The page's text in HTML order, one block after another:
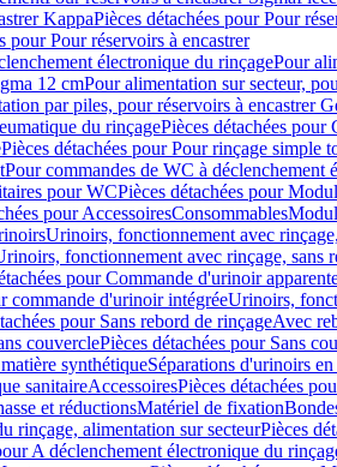
KappaPièces détachées pour Pour
pour Pour réservoirs à encastrer
électronique du rinçagePour
12 cmPour alimentation sur secteur,
par piles, pour réservoirs à encastrer
du rinçagePièces détachées pour
Pièces détachées pour Pour rinçage simple
Pour commandes de WC à déclenchement
pour WCPièces détachées pour
pour AccessoiresConsommables
Urinoirs, fonctionnement avec
fonctionnement avec rinçage, sans
pour Commande d'urinoir
commande d'urinoir intégréeUrinoirs,
pour Sans rebord de rinçageAvec
couverclePièces détachées pour Sans
synthétiqueSéparations d'urinoirs
sanitaireAccessoiresPièces détachées
et réductionsMatériel de fixation
rinçage, alimentation sur secteurPièces
A déclenchement électronique du